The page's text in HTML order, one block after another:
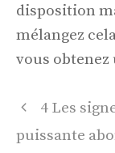
disposition
mélangez
vous obtenez
Navigation
des
4 Les
puissante